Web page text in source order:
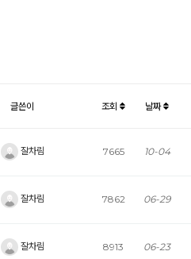
글쓴이 조회 날짜
잘차림 7665 10-04
잘차림 7862 06-29
잘차림 8913 06-23